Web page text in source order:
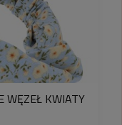
WĘZEŁ KWIATY